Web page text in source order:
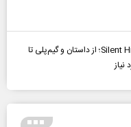
بررسی بازی Silent Hill: Townfall؛ از داستان و گیم‌پلی تا